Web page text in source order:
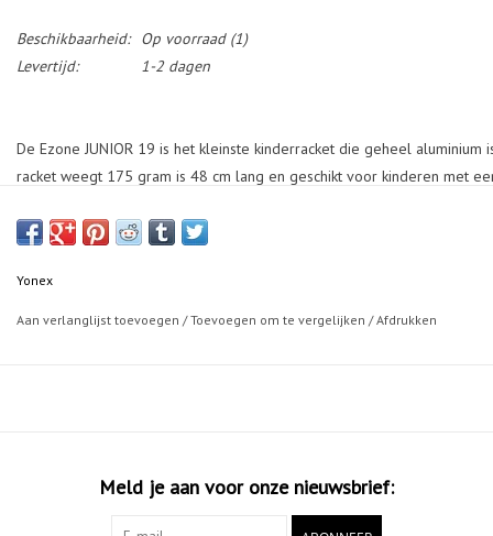
Beschikbaarheid: Op voorraad(1)
Levertijd:
1-2 dagen
De Ezone JUNIOR 19 is het kleinste kinderracket die geheel
racket weegt 175 gram is 48 cm lang en geschikt voor kinderen met
Yonex
Aan verlanglijst toevoegen /Toevoegen om te vergelijken /Afdrukken
Meld je aan voor onze nieuwsbrief: